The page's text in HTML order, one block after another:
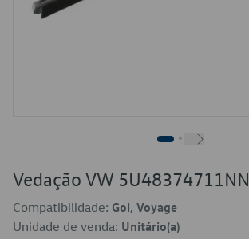
Vedação VW 5U48374711NN
Compatibilidade: Gol, Voyage
Unidade de venda: Unitário(a)